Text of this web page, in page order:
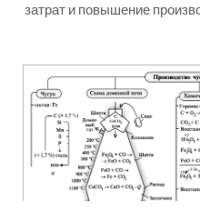
затрат и повышение